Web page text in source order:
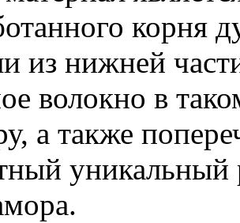
корня
из нижней
волокно в
а также